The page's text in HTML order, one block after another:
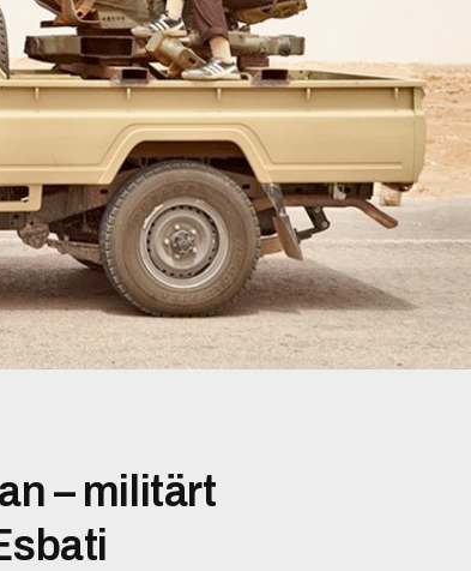
– militärt